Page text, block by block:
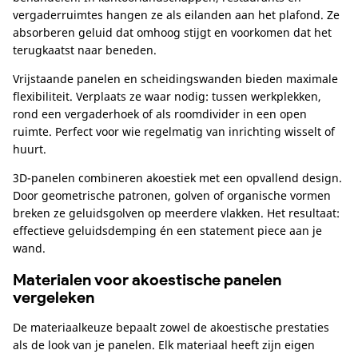
vergaderruimtes hangen ze als eilanden aan het plafond. Ze
absorberen geluid dat omhoog stijgt en voorkomen dat het
terugkaatst naar beneden.
Vrijstaande panelen en scheidingswanden bieden maximale
flexibiliteit. Verplaats ze waar nodig: tussen werkplekken,
rond een vergaderhoek of als roomdivider in een open
ruimte. Perfect voor wie regelmatig van inrichting wisselt of
huurt.
3D-panelen combineren akoestiek met een opvallend design.
Door geometrische patronen, golven of organische vormen
breken ze geluidsgolven op meerdere vlakken. Het resultaat:
effectieve geluidsdemping én een statement piece aan je
wand.
Materialen voor akoestische panelen
vergeleken
De materiaalkeuze bepaalt zowel de akoestische prestaties
als de look van je panelen. Elk materiaal heeft zijn eigen